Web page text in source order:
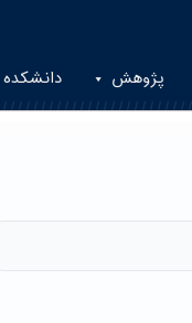
پژوهش